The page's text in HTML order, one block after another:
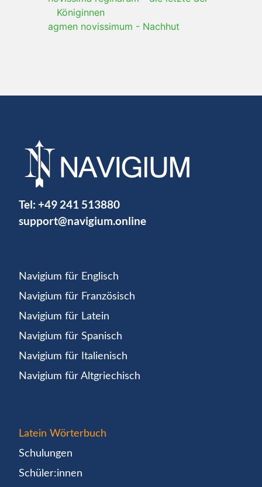
Königinnen
agmen novissimum - Nachhut
Tel: +49 241 513880
support@navigium.online
Navigium für Englisch
Navigium für Französisch
Navigium für Latein
Navigium für Spanisch
Navigium für Italienisch
Navigium für Altgriechisch
Latein Wörterbuch
Schulungen
Schüler:innen